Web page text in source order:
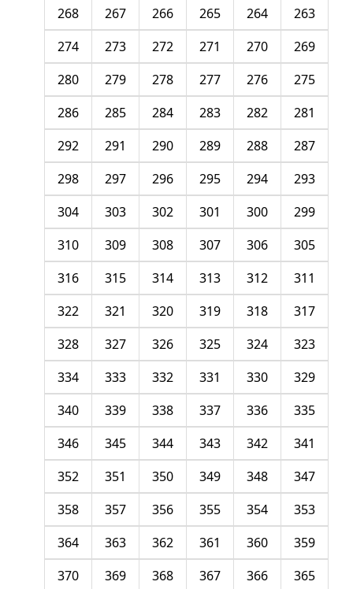
263
264
265
266
267
268
269
270
271
272
273
274
275
276
277
278
279
280
281
282
283
284
285
286
287
288
289
290
291
292
293
294
295
296
297
298
299
300
301
302
303
304
305
306
307
308
309
310
311
312
313
314
315
316
317
318
319
320
321
322
323
324
325
326
327
328
329
330
331
332
333
334
335
336
337
338
339
340
341
342
343
344
345
346
347
348
349
350
351
352
353
354
355
356
357
358
359
360
361
362
363
364
365
366
367
368
369
370